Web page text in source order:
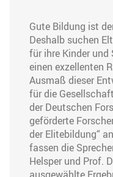
Gute Bildung ist
Deshalb suchen
für ihre Kinder
einen exzellenten
Ausmaß dieser
für die
der Deutschen
geförderte
der Elitebildung“
fassen die
Helsper und Prof.